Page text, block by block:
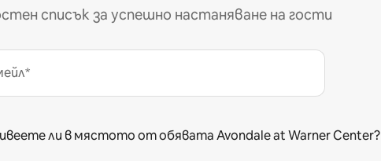
списък за успешно настаняване на гости
ли в мястото от обявата Avondale at Warner Center?